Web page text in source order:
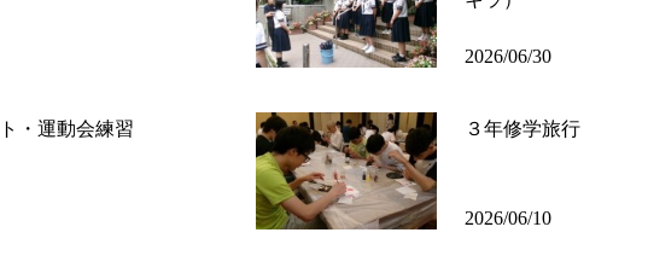
2026/06/30
・運動会練習 ３年修学旅行
2026/06/10